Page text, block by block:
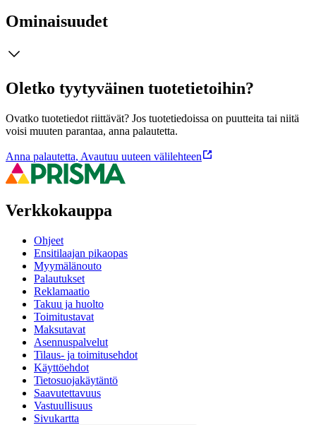
Ominaisuudet
Oletko tyytyväinen tuotetietoihin?
Ovatko tuotetiedot riittävät? Jos tuotetiedoissa on puutteita tai niitä
voisi muuten parantaa, anna palautetta.
Anna palautetta, Avautuu uuteen välilehteen
Verkkokauppa
Ohjeet
Ensitilaajan pikaopas
Myymälänouto
Palautukset
Reklamaatio
Takuu ja huolto
Toimitustavat
Maksutavat
Asennuspalvelut
Tilaus- ja toimitusehdot
Käyttöehdot
Tietosuojakäytäntö
Saavutettavuus
Vastuullisuus
Sivukartta